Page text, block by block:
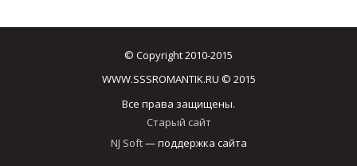
© Copyright 2010-2015
WWW.SSSROMANTIK.RU © 2015
Все права защищены.
Старый сайт
NJ Soft— поддержка сайта